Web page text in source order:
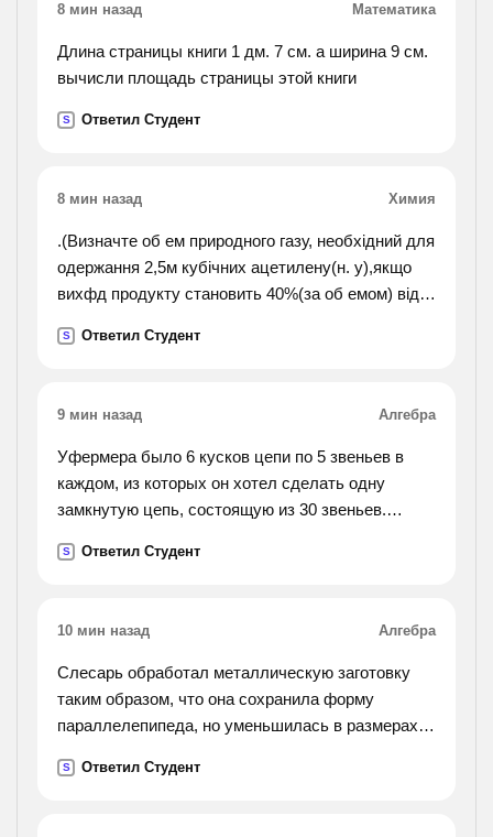
8 мин назад Математика
Длина страницы книги 1 дм. 7 см. а ширина 9 см.
вычисли площадь страницы этой книги
S Ответил Студент
8 мин назад Химия
.(Визначте об ем природного газу, необхідний для
одержання 2,5м кубічних ацетилену(н. у),якщо
вихфд продукту становить 40%(за об емом) від
природному газі становить 95%).
S Ответил Студент
9 мин назад Алгебра
Уфермера было 6 кусков цепи по 5 звеньев в
каждом, из которых он хотел сделать одну
замкнутую цепь, состоящую из 30 звеньев.
центов, а вновь его соединить-18 центов.
полтора доллара?
S Ответил Студент
10 мин назад Алгебра
Слесарь обработал металлическую заготовку
таким образом, что она сохранила форму
параллелепипеда, но уменьшилась в размерах.
уменьшилась на 28%, другой – на 37%, а третьей
S Ответил Студент